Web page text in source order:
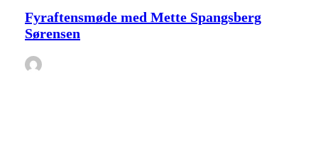
Mette
Spangsberg
Sørensen
Fyraftensmøde med Mette Spangsberg
Sørensen